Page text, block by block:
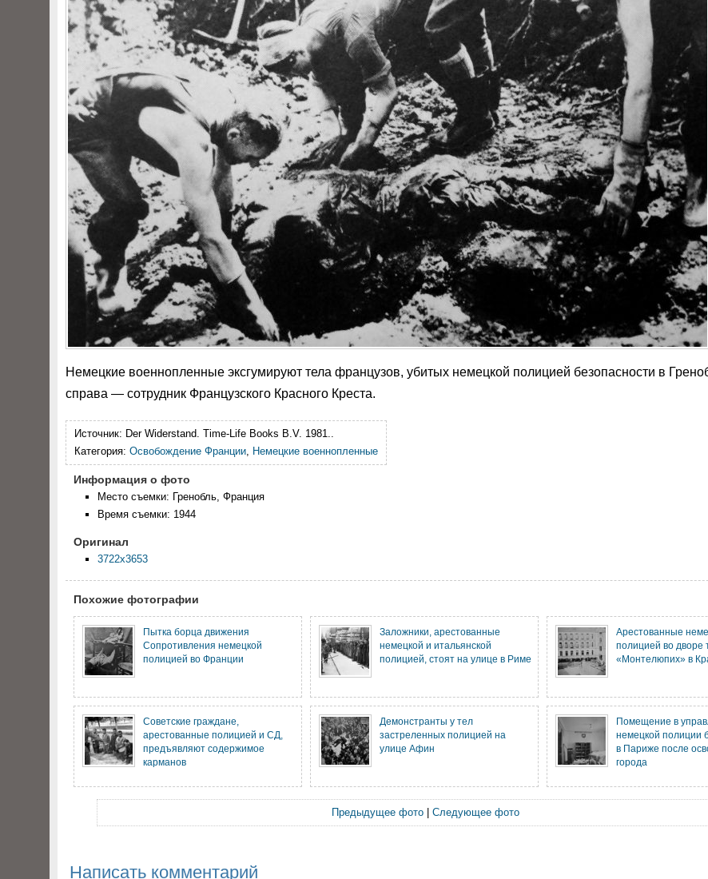
Немецкие военнопленные эксгумируют тела французов, убитых немецкой полицией безопасности в
справа — сотрудник Французского Красного Креста.
Источник: Der Widerstand. Time-Life Books B.V. 1981..
Категория: Освобождение Франции, Немецкие военнопленные
Информация о фото
Место съемки: Гренобль, Франция
Время съемки: 1944
Оригинал
3722x3653
Похожие фотографии
Пытка борца движения
Сопротивления немецкой
полицией во Франции
Заложники, арестованные
немецкой и итальянской
полицией, стоят на улице в Риме
Арестованные
полицией во дворе
«Монтелюпих» в
Советские граждане,
арестованные полицией и СД,
предъявляют содержимое
карманов
Демонстранты у тел
застреленных полицией на
улице Афин
Помещение в
немецкой полиции
в Париже после
города
Предыдущее фото| Следующее фото
Написать комментарий